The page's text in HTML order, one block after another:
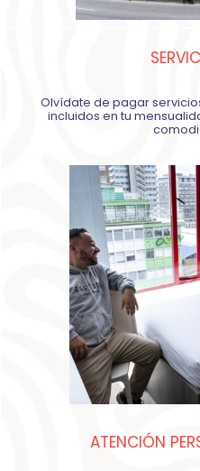
Olvídate de pagar
incluidos en tu
ATENCIÓN